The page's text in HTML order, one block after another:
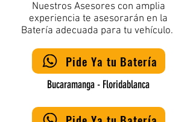
Nuestros Asesores con amplia
experiencia te asesorarán en la
Batería adecuada para tu vehículo.
Pide Ya tu Batería
Bucaramanga - Floridablanca